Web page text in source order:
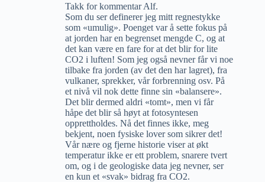
Takk for kommentar Alf.
Som du ser definerer jeg mitt regnestykke
som «umulig». Poenget var å sette fokus på
at jorden har en begrenset mengde C, og at
det kan være en fare for at det blir for lite
CO2 i luften! Som jeg også nevner får vi noe
tilbake fra jorden (av det den har lagret), fra
vulkaner, sprekker, vår forbrenning osv. På
et nivå vil nok dette finne sin «balansere».
Det blir dermed aldri «tomt», men vi får
håpe det blir så høyt at fotosyntesen
opprettholdes. Nå det finnes ikke, meg
bekjent, noen fysiske lover som sikrer det!
Vår nære og fjerne historie viser at økt
temperatur ikke er ett problem, snarere tvert
om, og i de geologiske data jeg nevner, ser
en kun et «svak» bidrag fra CO2.